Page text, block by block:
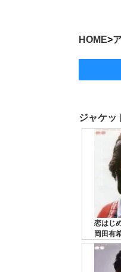
HOME>
ジャケッ
恋はじ
岡田有